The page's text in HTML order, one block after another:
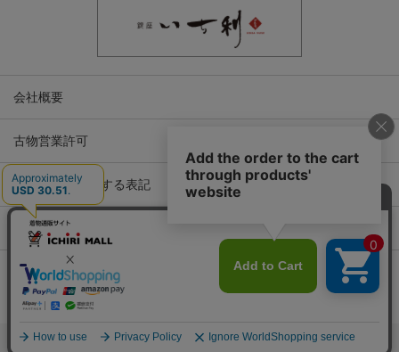
会社概要
古物営業許可
特定商取引に関する表記
プライバシーポリシー
Copyright © ICHIKURA Co., Ltd. All rights reserved.